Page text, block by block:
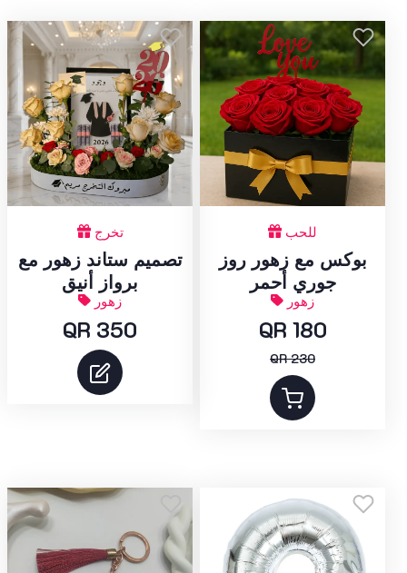
تخرج
تصميم ستاند زهور مع
برواز أنيق
زهور
QR 350
للحب
بوكس مع زهور روز
جوري أحمر
زهور
QR 180
QR 230